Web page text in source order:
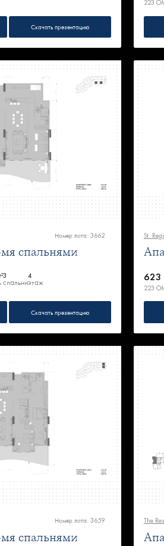
Скачать презентацию
223
Номер лота: 3662
спальнями
3
спальни
4
этаж
Скачать презентацию
St.
623
223
Номер лота: 3659
спальнями
The